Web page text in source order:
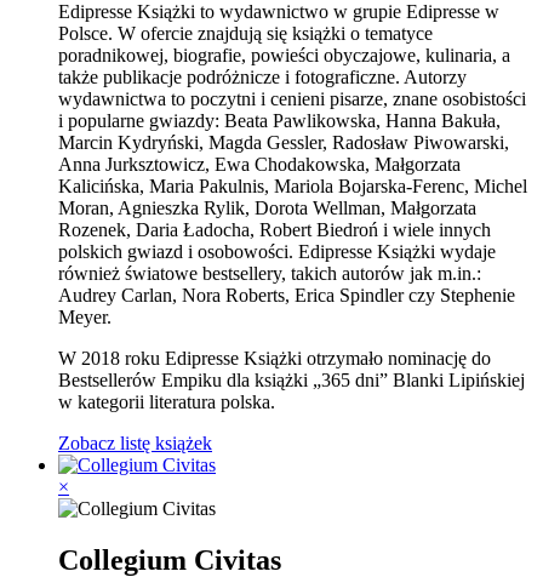
Edipresse Książki to wydawnictwo w grupie Edipresse w
Polsce. W ofercie znajdują się książki o tematyce
poradnikowej, biografie, powieści obyczajowe, kulinaria, a
także publikacje podróżnicze i fotograficzne. Autorzy
wydawnictwa to poczytni i cenieni pisarze, znane osobistości
i popularne gwiazdy: Beata Pawlikowska, Hanna Bakuła,
Marcin Kydryński, Magda Gessler, Radosław Piwowarski,
Anna Jurksztowicz, Ewa Chodakowska, Małgorzata
Kalicińska, Maria Pakulnis, Mariola Bojarska-Ferenc, Michel
Moran, Agnieszka Rylik, Dorota Wellman, Małgorzata
Rozenek, Daria Ładocha, Robert Biedroń i wiele innych
polskich gwiazd i osobowości. Edipresse Książki wydaje
również światowe bestsellery, takich autorów jak m.in.:
Audrey Carlan, Nora Roberts, Erica Spindler czy Stephenie
Meyer.
W 2018 roku Edipresse Książki otrzymało nominację do
Bestsellerów Empiku dla książki „365 dni” Blanki Lipińskiej
w kategorii literatura polska.
Zobacz listę książek
×
Collegium Civitas